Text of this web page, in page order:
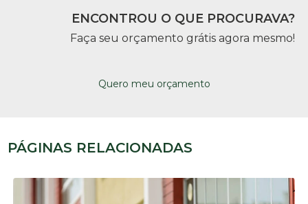
ENCONTROU O QUE PROCURAVA?
Faça seu orçamento grátis agora mesmo!
Quero meu orçamento
PÁGINAS RELACIONADAS